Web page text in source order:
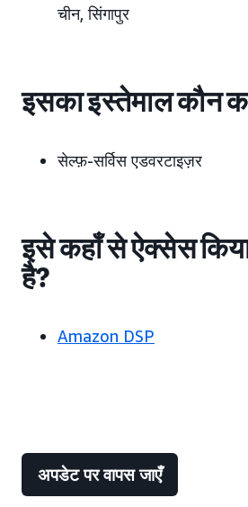
चीन, सिंगापुर
इसका इस्तेमाल कौन
सेल्फ़-सर्विस एडवरटाइज़र
इसे कहाँ से ऐक्सेस
है?
Amazon DSP
अपडेट पर वापस जाएँ